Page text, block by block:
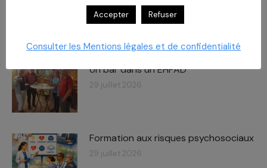
29 juillet 2026
Un bar dans un EHPAD
29 juillet 2026
Formation aux risques psychosociaux
29 juillet 2026
Accepter Refuser
Consulter les Mentions légales et de confidentialité